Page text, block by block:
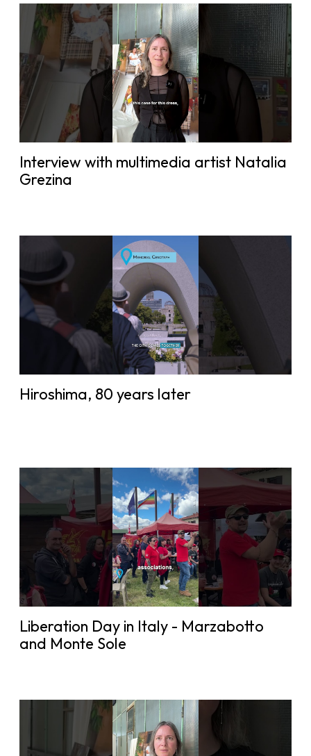
Interview with multimedia artist Natalia
Grezina
Hiroshima, 80 years later
Liberation Day in Italy - Marzabotto
and Monte Sole